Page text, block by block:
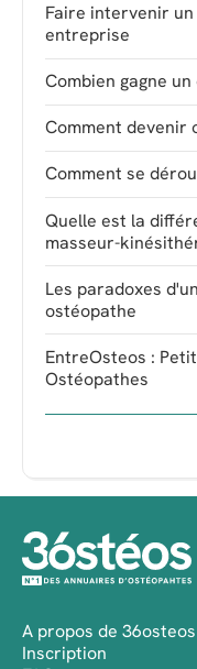
Faire intervenir
entreprise
Combien gagne
Comment devenir
Comment se
Quelle est la
masseur-
Les paradoxes
ostéopathe
EntreOsteos :
Ostéopathes
A propos de 36osteos
Inscription